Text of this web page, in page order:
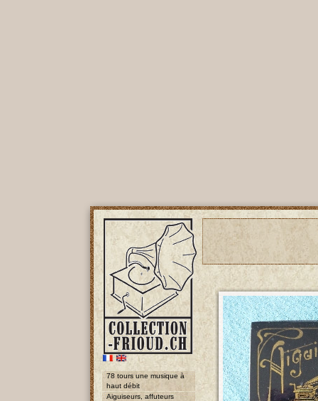
78 tours une musique à
haut débit
Aiguiseurs, affuteurs